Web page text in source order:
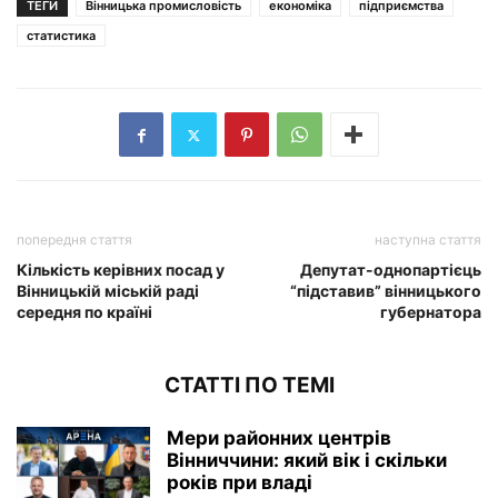
ТЕГИ Вінницька промисловість економіка
підприємства
статистика
попередня стаття
Кількість керівних посад у
Вінницькій міській раді
середня по країні
наступна стаття
Депутат-однопартієць
“підставив” вінницького
губернатора
СТАТТІ ПО ТЕМІ
Мери районних центрів
Вінниччини: який вік і скільки
років при владі